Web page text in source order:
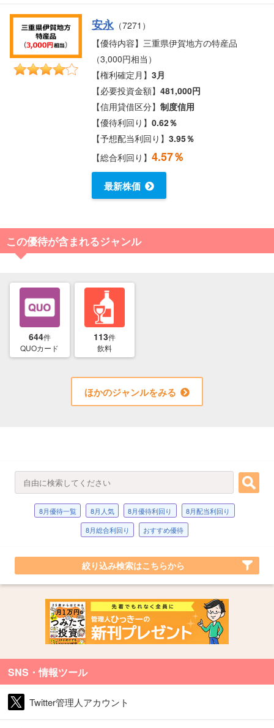
安永（7271）
【優待内容】三重県伊賀地方の特産品
（3,000円相当）
【権利確定月】3月
【必要投資金額】481,000円
【信用貸借区分】制度信用
【優待利回り】0.62％
【予想配当利回り】3.95％
【総合利回り】4.57％
最新株価
この優待が含まれるジャンル
644件
QUOカード
113件
飲料
ほかのジャンルをみる
8月優待一覧 8月人気 8月優待利回り
8月配当利回り
8月総合利回り
おすすめ優待
絞り込み検索はこちらから
SNS・情報ツール
Twitter管理人アカウント